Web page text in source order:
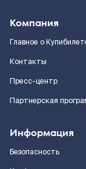
Компания
Главное о
Контакты
Пресс-центр
Партнерская
Информация
Безопасность